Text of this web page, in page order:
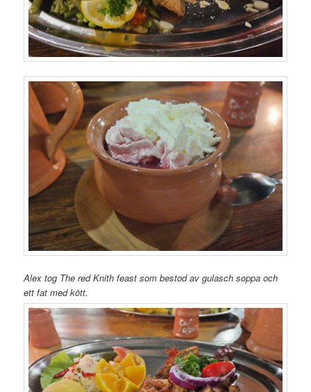
Alex tog The red Knith feast som bestod av gulasch soppa och
ett fat med kött.